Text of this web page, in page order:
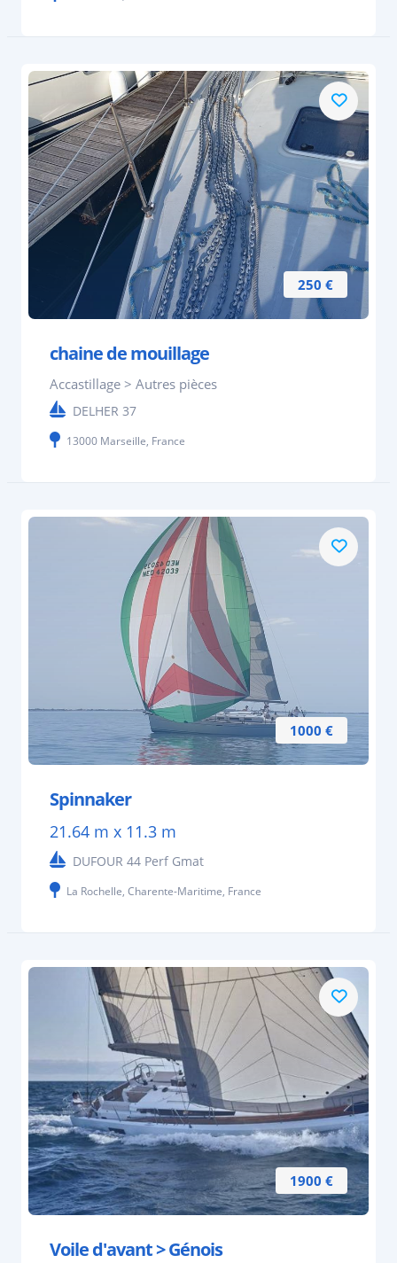
250 €
chaine de mouillage
Accastillage > Autres pièces
DELHER 37
13000 Marseille, France
1000 €
Spinnaker
21.64 m x 11.3 m
DUFOUR 44 Perf Gmat
La Rochelle, Charente-Maritime, France
1900 €
Voile d'avant > Génois